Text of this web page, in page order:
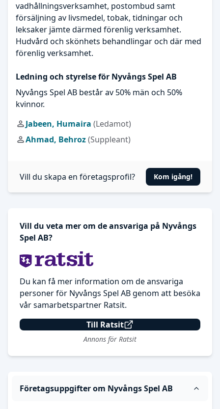
vadhållningsverksamhet, postombud samt
försäljning av livsmedel, tobak, tidningar och
leksaker jämte därmed förenlig verksamhet.
Hudvård och skönhets behandlingar och där med
förenlig verksamhet.
Ledning och styrelse för Nyvångs Spel AB
Nyvångs Spel AB består av 50% män och 50%
kvinnor.
Jabeen, Humaira (Ledamot)
Ahmad, Behroz(Suppleant)
Vill du skapa en företagsprofil? Kom igång!
Vill du veta mer om de ansvariga på Nyvångs
Spel AB?
Du kan få mer information om de ansvariga
personer för Nyvångs Spel AB genom att besöka
vår samarbetspartner Ratsit.
Till Ratsit
Annons för Ratsit
Företagsuppgifter om Nyvångs Spel AB